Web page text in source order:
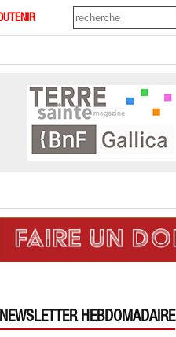
NEWSLETTER HEBDOMADAIRE